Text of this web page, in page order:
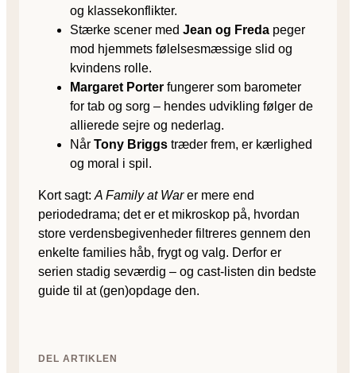
og klassekonflikter.
Stærke scener med Jean og Freda peger
mod hjemmets følelsesmæssige slid og
kvindens rolle.
Margaret Porter fungerer som barometer
for tab og sorg – hendes udvikling følger de
allierede sejre og nederlag.
Når Tony Briggs træder frem, er kærlighed
og moral i spil.
Kort sagt:A Family at Warer mere end
periodedrama; det er et mikroskop på, hvordan
store verdensbegivenheder filtreres gennem den
enkelte families håb, frygt og valg. Derfor er
serien stadig seværdig – og cast-listen din bedste
guide til at (gen)opdage den.
DEL ARTIKLEN